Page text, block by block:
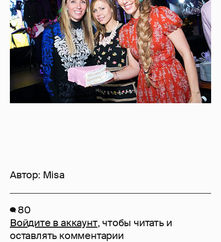
Автор: Misa
80
Войдите в аккаунт, чтобы читать и
оставлять комментарии